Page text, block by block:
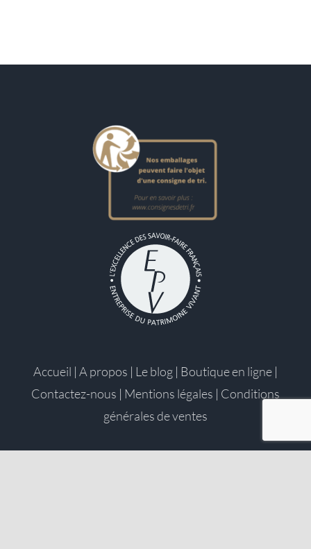
Accueil | A propos | Le blog | Boutique en ligne |
Contactez-nous | Mentions légales | Conditions
générales de ventes